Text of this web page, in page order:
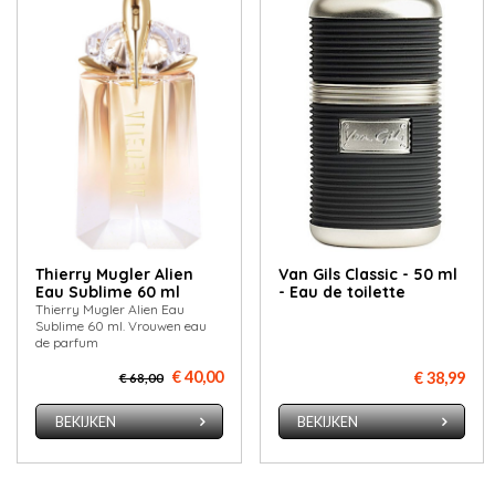
Thierry Mugler Alien
Eau Sublime 60 ml
Thierry Mugler Alien Eau
Sublime 60 ml. Vrouwen eau
de parfum
€ 68,00 € 40,00
BEKIJKEN
Van Gils Classic - 50 ml
- Eau de toilette
€ 38,99
BEKIJKEN